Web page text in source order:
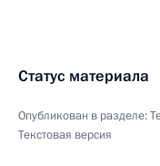
Статус материала
Опубликован в разделе:
Текстовая версия